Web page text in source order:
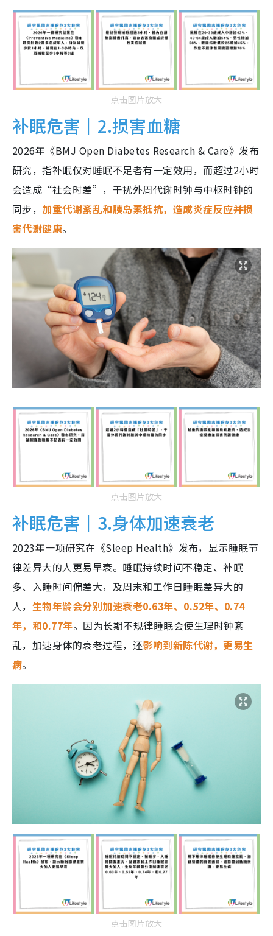
点击图片放大
补眠危害｜2.损害血糖
2026年《BMJ Open Diabetes Research & Care》发布
研究，指补眠仅对睡眠不足者有一定效用，而超过2小时
会造成“社会时差”，干扰外周代谢时钟与中枢时钟的
同步， 加重代谢紊乱和胰岛素抵抗，造成炎症反应并损
害代谢健康。
点击图片放大
补眠危害｜3.身体加速衰老
2023年一项研究在《Sleep Health》发布，显示睡眠节
律差异大的人更易早衰。睡眠持续时间不稳定、补眠
多、入睡时间偏差大，及周末和工作日睡眠差异大的
人， 生物年龄会分别加速衰老0.63年、0.52年、0.74
年，和0.77年。因为长期不规律睡眠会使生理时钟紊
乱，加速身体的衰老过程，还影响到新陈代谢，更易生
病。
点击图片放大